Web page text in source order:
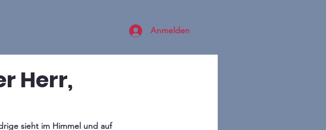
Anmelden
Herr,